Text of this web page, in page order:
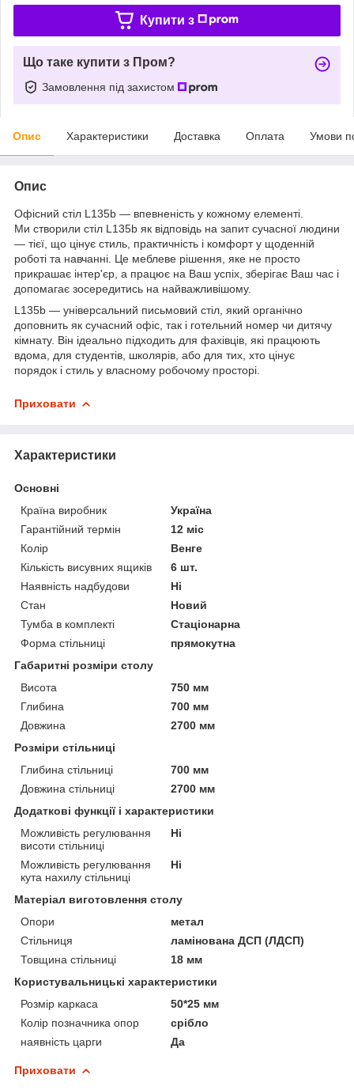
Купити з
Що таке купити з Пром?
Замовлення під захистом
Опис Характеристики Доставка Оплата Умови
Опис
Офісний стіл L135b — впевненість у кожному елементі.
Ми створили стіл L135b як відповідь на запит сучасної людини
— тієї, що цінує стиль, практичність і комфорт у щоденній
роботі та навчанні. Це меблеве рішення, яке не просто
прикрашає інтер'єр, а працює на Ваш успіх, зберігає Ваш час і
допомагає зосередитись на найважливішому.
L135b — універсальний письмовий стіл, який органічно
доповнить як сучасний офіс, так і готельний номер чи дитячу
кімнату. Він ідеально підходить для фахівців, які працюють
вдома, для студентів, школярів, або для тих, хто цінує
порядок і стиль у власному робочому просторі.
Приховати
Характеристики
Основні
Країна виробник
Україна
Гарантійний термін
12 міс
Колір
Венге
Кількість висувних ящиків
6 шт.
Наявність надбудови
Ні
Стан
Новий
Тумба в комплекті
Стаціонарна
Форма стільниці
прямокутна
Габаритні розміри столу
Висота
750 мм
Глибина
700 мм
Довжина
2700 мм
Розміри стільниці
Глибина стільниці
700 мм
Довжина стільниці
2700 мм
Додаткові функції і характеристики
Можливість регулювання
висоти стільниці
Ні
Можливість регулювання
кута нахилу стільниці
Ні
Матеріал виготовлення столу
Опори
метал
Стільниця
ламінована ДСП (ЛДСП)
Товщина стільниці
18 мм
Користувальницькі характеристики
Розмір каркаса
50*25 мм
Колір позначника опор
срібло
наявність царги
Да
Приховати